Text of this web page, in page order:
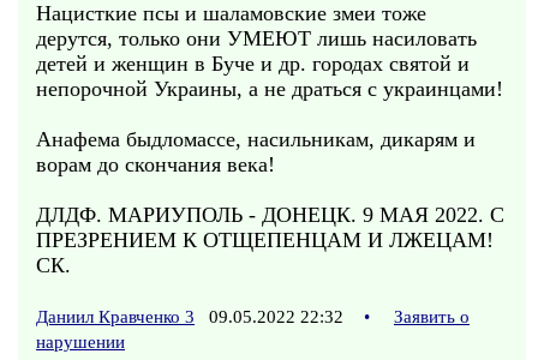
Нацисткие псы и шаламовские змеи тоже
дерутся, только они УМЕЮТ лишь насиловать
детей и женщин в Буче и др. городах святой и
непорочной Украины, а не драться с украинцами!
Анафема быдломассе, насильникам, дикарям и
ворам до скончания века!
ДЛДФ. МАРИУПОЛЬ - ДОНЕЦК. 9 МАЯ 2022. С
ПРЕЗРЕНИЕМ К ОТЩЕПЕНЦАМ И ЛЖЕЦАМ!
СК.
Даниил Кравченко 3 09.05.2022 22:32 •
Заявить о
нарушении